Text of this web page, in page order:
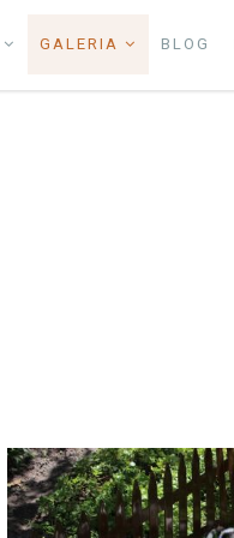
GALERIA BLOG